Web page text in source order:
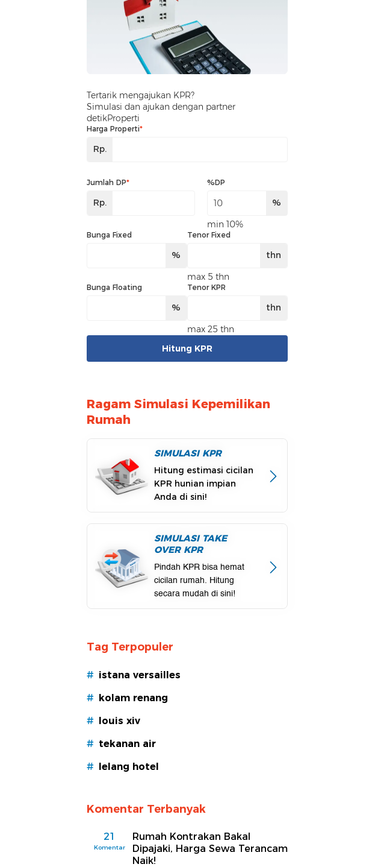
Tertarik mengajukan KPR?
Simulasi dan ajukan dengan partner
detikProperti
Harga Properti*
Rp.
Jumlah DP*
Rp.
%DP
%
min 10%
Bunga Fixed
%
Tenor Fixed
thn
max 5 thn
Bunga Floating
%
Tenor KPR
thn
max 25 thn
Hitung KPR
Ragam Simulasi Kepemilikan
Rumah
SIMULASI KPR
Hitung estimasi cicilan
KPR hunian impian
Anda di sini!
SIMULASI TAKE
OVER KPR
Pindah KPR bisa hemat
cicilan rumah. Hitung
secara mudah di sini!
Tag Terpopuler
# istana versailles
# kolam renang
# louis xiv
# tekanan air
# lelang hotel
Komentar Terbanyak
21
Komentar
Rumah Kontrakan Bakal
Dipajaki, Harga Sewa Terancam
Naik!